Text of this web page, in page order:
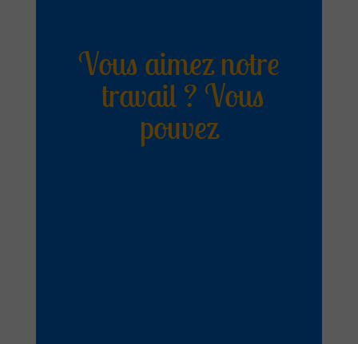
Vous aimez notre
travail ? Vous
pouvez